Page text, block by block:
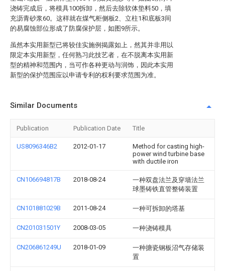
浇铸完成后，将模具100拆卸，然后去除软体垫料50，填
充沥青砂浆60。这样就在煤气柜侧板2、立柱1和底板3间
的易腐蚀部位形成了防腐保护层，如图9所示。
虽然本实用新型已将较佳实施例揭露如上，然其并非用以
限定本实用新型，任何熟习此技艺者，在不脱离本实用新
型的精神和范围内，当可作各种更动与润饰，因此本实用
新型的保护范围应以申请专利的权利要求范围为准。
Similar Documents
Publication Publication Date Title
US8096346B2 2012-01-17
Method for casting high-
power wind turbine base
with ductile iron
CN106694817B 2018-08-24
一种双盘法兰及穿墙法兰
球墨铸铁直管整铸装置
CN101881029B 2011-08-24 一种可拆卸的塔基
CN201031501Y 2008-03-05 一种浇铸模具
CN206861249U 2018-01-09
一种搪瓷钢板沼气存储装
置